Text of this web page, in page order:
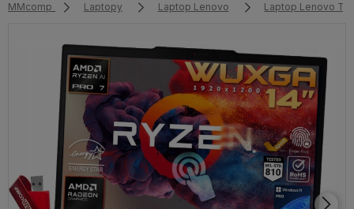
MMcomp Laptopy Laptop Lenovo Laptop Lenovo